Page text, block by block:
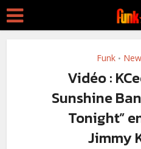
Funk •
Vidéo :
Sunshine
Tonight”
Jimmy